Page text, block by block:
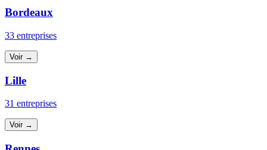
Bordeaux
33 entreprises
Voir →
Lille
31 entreprises
Voir →